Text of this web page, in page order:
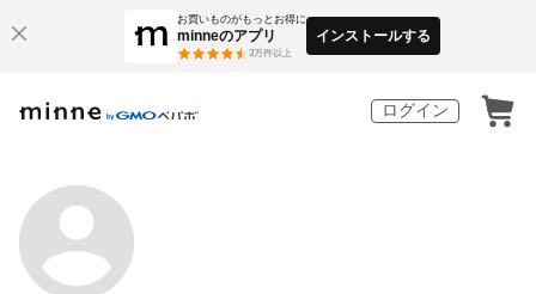
お買いものがもっとお得に
minneのアプリ
3万件以上
インストールする
ログイン